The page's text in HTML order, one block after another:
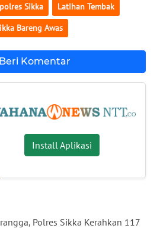
Sikka Latihan Tembak
Bareng Awas
Beri Komentar
Install Aplikasi
Polres Sikka Kerahkan 117